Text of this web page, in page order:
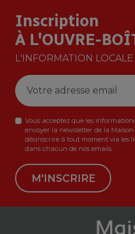
Inscription
À L'OUVRE-
L'INFORMATION
Vous acceptez que les
envoyer la newsletter de la Maison
désinscrire à tout moment via les
dans chacun de nos emails.
M'INSCRIRE